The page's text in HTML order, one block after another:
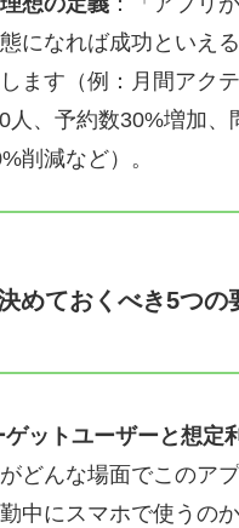
になれば成功といえ
ます（例：月間アク
人、予約数30%増加、
削減など）。
めておくべき5つの
ットユーザーと想定
がどんな場面でこのア
中にスマホで使うの